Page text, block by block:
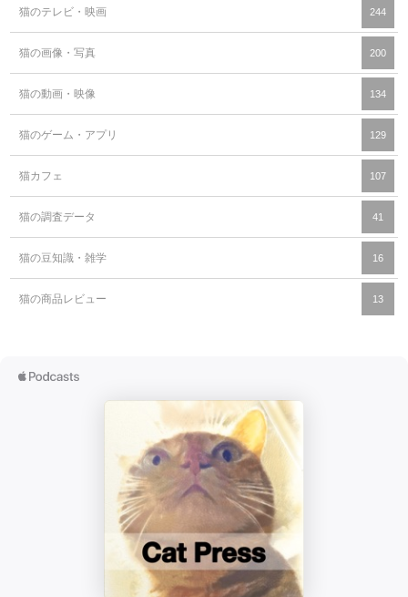
猫のテレビ・映画 244
猫の画像・写真 200
猫の動画・映像 134
猫のゲーム・アプリ 129
猫カフェ 107
猫の調査データ 41
猫の豆知識・雑学 16
猫の商品レビュー 13